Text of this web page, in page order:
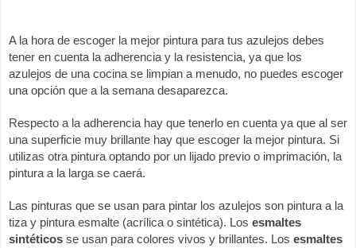
A la hora de escoger la mejor pintura para tus azulejos debes
tener en cuenta la adherencia y la resistencia, ya que los
azulejos de una cocina se limpian a menudo, no puedes escoger
una opción que a la semana desaparezca.
Respecto a la adherencia hay que tenerlo en cuenta ya que al ser
una superficie muy brillante hay que escoger la mejor pintura. Si
utilizas otra pintura optando por un lijado previo o imprimación, la
pintura a la larga se caerá.
Las pinturas que se usan para pintar los azulejos son pintura a la
tiza y pintura esmalte (acrílica o sintética). Los esmaltes
sintéticos se usan para colores vivos y brillantes. Los esmaltes